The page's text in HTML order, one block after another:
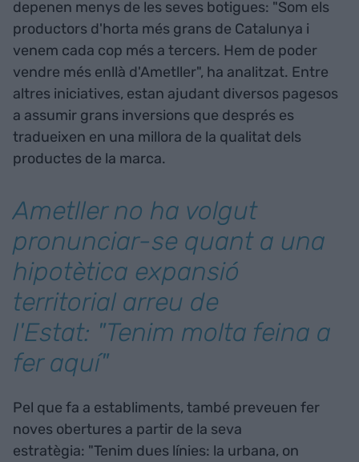
depenen menys de les seves botigues: "Som els
productors d'horta més grans de Catalunya i
venem cada cop més a tercers. Hem de poder
vendre més enllà d'Ametller", ha analitzat. Entre
altres iniciatives, estan ajudant diversos pagesos
a assumir grans inversions que després es
tradueixen en una millora de la qualitat dels
productes de la marca.
Ametller no ha volgut
pronunciar-se quant a una
hipotètica expansió
territorial arreu de
l'Estat: "Tenim molta feina a
fer aquí"
Pel que fa a establiments, també preveuen fer
noves obertures a partir de la seva
estratègia: "Tenim dues línies: la urbana, on